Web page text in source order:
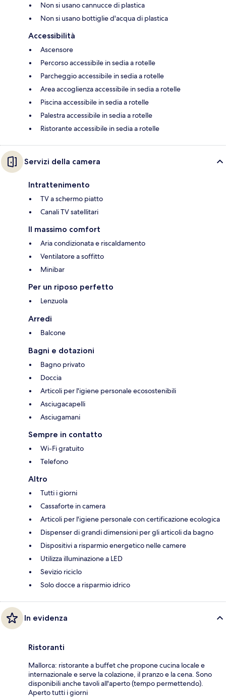
Non si usano cannucce di plastica
Non si usano bottiglie d'acqua di plastica
Accessibilità
Ascensore
Percorso accessibile in sedia a rotelle
Parcheggio accessibile in sedia a rotelle
Area accoglienza accessibile in sedia a rotelle
Piscina accessibile in sedia a rotelle
Palestra accessibile in sedia a rotelle
Ristorante accessibile in sedia a rotelle
Servizi della camera
Intrattenimento
TV a schermo piatto
Canali TV satellitari
Il massimo comfort
Aria condizionata e riscaldamento
Ventilatore a soffitto
Minibar
Per un riposo perfetto
Lenzuola
Arredi
Balcone
Bagni e dotazioni
Bagno privato
Doccia
Articoli per l'igiene personale ecosostenibili
Asciugacapelli
Asciugamani
Sempre in contatto
Wi-Fi gratuito
Telefono
Altro
Tutti i giorni
Cassaforte in camera
Articoli per l'igiene personale con certificazione ecologica
Dispenser di grandi dimensioni per gli articoli da bagno
Dispositivi a risparmio energetico nelle camere
Utilizza illuminazione a LED
Sevizio riciclo
Solo docce a risparmio idrico
In evidenza
Ristoranti
Mallorca: ristorante a buffet che propone cucina locale e
internazionale e serve la colazione, il pranzo e la cena. Sono
disponibili anche tavoli all'aperto (tempo permettendo).
Aperto tutti i giorni